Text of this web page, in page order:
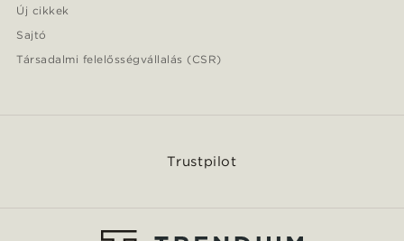
Új cikkek
Sajtó
Társadalmi felelősségvállalás (CSR)
Trustpilot